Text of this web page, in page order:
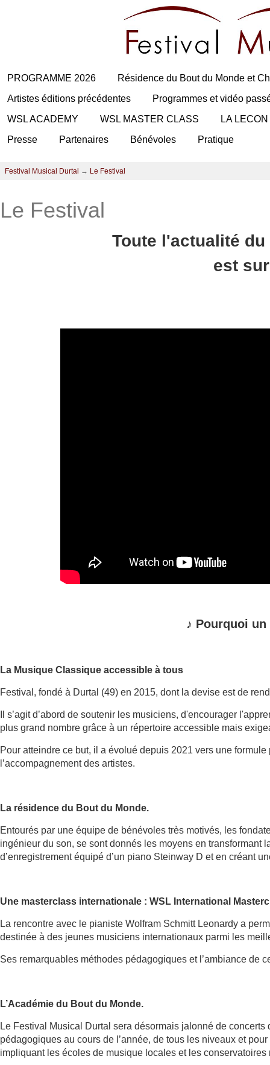
PROGRAMME 2026
Résidence du Bout du Monde et
Artistes éditions précédentes
Programmes et vidéo
WSL ACADEMY
WSL MASTER CLASS
LA
Presse
Partenaires Bénévoles Pratique
Festival Musical Durtal → Le Festival
Le Festival
Toute l'actualité
est
♪ Pourquoi un
La Musique Classique accessible à tous
Festival, fondé à Durtal (49) en 2015, dont la devise est de
Il s’agit d’abord de soutenir les musiciens, d'encourager
plus grand nombre grâce à un répertoire accessible mais
Pour atteindre ce but, il a évolué depuis 2021 vers une
l’accompagnement des artistes.
La résidence du Bout du Monde.
Entourés par une équipe de bénévoles très motivés, les
ingénieur du son, se sont donnés les moyens en
d’enregistrement équipé d’un piano Steinway D et en créant
Une masterclass internationale : WSL International
La rencontre avec le pianiste Wolfram Schmitt Leonardy a
destinée à des jeunes musiciens internationaux parmi les
Ses remarquables méthodes pédagogiques et l’ambiance de
L’Académie du Bout du Monde.
Le Festival Musical Durtal sera désormais jalonné de concerts
pédagogiques au cours de l’année, de tous les niveaux et
impliquant les écoles de musique locales et les